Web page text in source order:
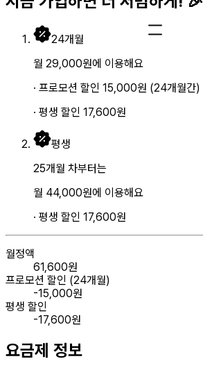
24개월
월 29,000원에 이용해요
· 프로모션 할인 15,000원 (24개월간)
· 평생 할인 17,600원
평생
25개월 차부터는
월 44,000원에 이용해요
· 평생 할인 17,600원
월정액
61,600원
프로모션 할인 (24개월)
-15,000원
평생 할인
-17,600원
요금제 정보